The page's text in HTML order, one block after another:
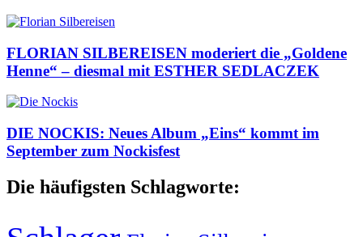
FLORIAN SILBEREISEN moderiert die „Goldene
Henne“ – diesmal mit ESTHER SEDLACZEK
DIE NOCKIS: Neues Album „Eins“ kommt im
September zum Nockisfest
Die häufigsten Schlagworte: